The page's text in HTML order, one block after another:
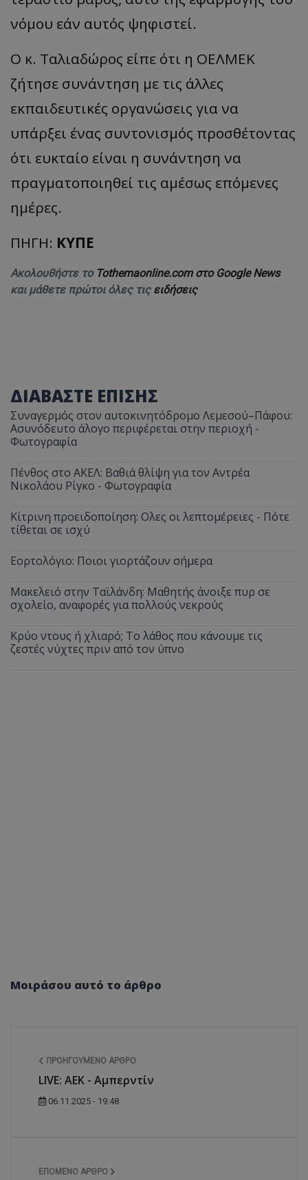
νόμου εάν αυτός ψηφιστεί.
Ο κ. Ταλιαδώρος είπε ότι η ΟΕΛΜΕΚ
ζήτησε συνάντηση με τις άλλες
εκπαιδευτικές οργανώσεις για να
υπάρξει ένας συντονισμός προσθέτοντας
ότι ευκταίο είναι η συνάντηση να
πραγματοποιηθεί τις αμέσως επόμενες
ημέρες.
ΠΗΓΗ: ΚΥΠΕ
Ακολουθήστε το Tothemaonline.com στο Google News
και μάθετε πρώτοι όλες τις ειδήσεις
ΔΙΑΒΑΣΤΕ ΕΠΙΣΗΣ
Συναγερμός στον αυτοκινητόδρομο Λεμεσού–Πάφου:
Ασυνόδευτο άλογο περιφέρεται στην περιοχή -
Φωτογραφία
Πένθος στο ΑΚΕΛ: Βαθιά θλίψη για τον Αντρέα
Νικολάου Ρίγκο - Φωτογραφία
Κίτρινη προειδοποίηση: Ολες οι λεπτομέρειες - Πότε
τίθεται σε ισχύ
Εορτολόγιο: Ποιοι γιορτάζουν σήμερα
Μακελειό στην Ταϊλάνδη: Μαθητής άνοιξε πυρ σε
σχολείο, αναφορές για πολλούς νεκρούς
Κρύο ντους ή χλιαρό; Το λάθος που κάνουμε τις
ζεστές νύχτες πριν από τον ύπνο
Μοιράσου αυτό το άρθρο
ΠΡΟΗΓΟΎΜΕΝΟ ΆΡΘΡΟ
LIVE: ΑΕΚ - Αμπερντίν
06.11.2025 - 19:48
ΕΠΌΜΕΝΟ ΆΡΘΡΟ